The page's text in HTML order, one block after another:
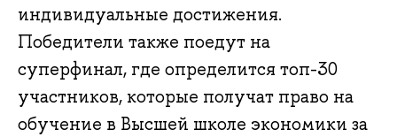
индивидуальные достижения.
Победители также поедут на
суперфинал, где определится топ-30
участников, которые получат право на
обучение в Высшей школе экономики за